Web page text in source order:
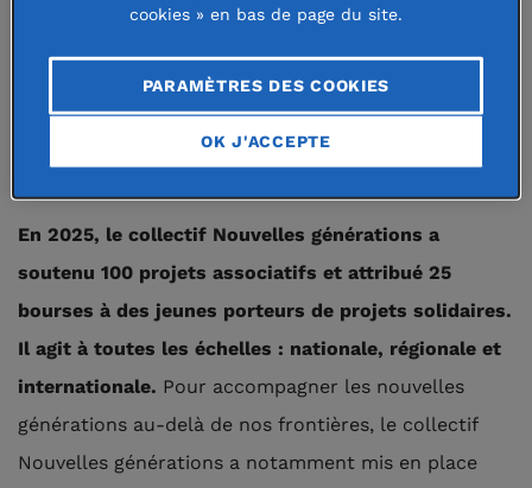
adultes qui accompagnent les enfants et les jeunes
(parents et professionnels). Une attention
particulière est portée aux moments charnières dans
le développement de l’enfant : petite enfance, entrée
à l’école, adolescence, autonomie du foyer familial.
En 2025, le collectif Nouvelles générations a
soutenu 100 projets associatifs et attribué 25
bourses à des jeunes porteurs de projets solidaires.
Il agit à toutes les échelles : nationale, régionale et
internationale. Pour accompagner les nouvelles
générations au-delà de nos frontières, le collectif
Nouvelles générations a notamment mis en place
cookies » en bas de page du site.
PARAMÈTRES DES COOKIES
OK J'ACCEPTE